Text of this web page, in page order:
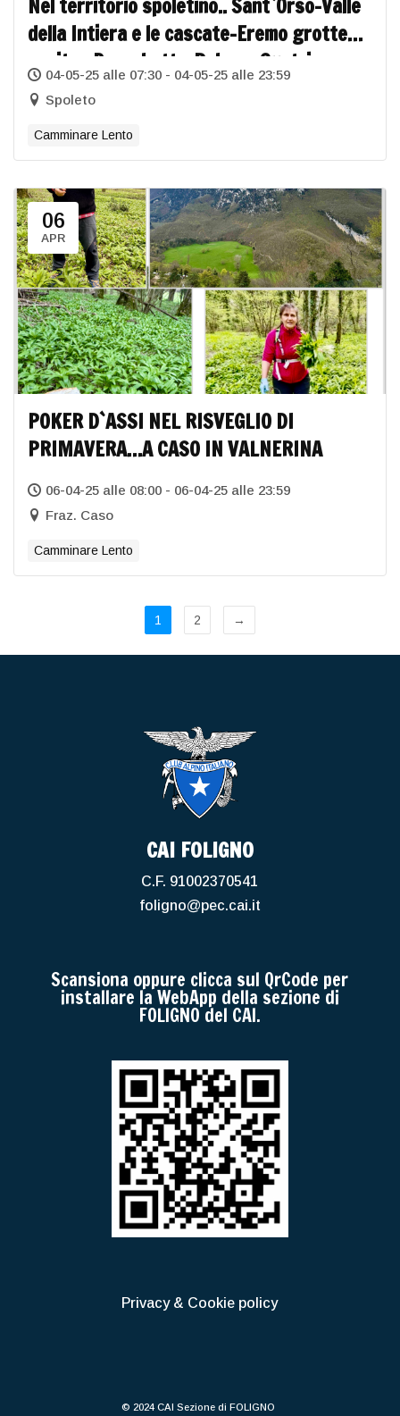
Nel territorio spoletino.. Sant`Orso-Valle
della Intiera e le cascate-Eremo grotte
capitan Branchetto-Palazzo Sustrico
(Leti Sansi)
04-05-25 alle 07:30 - 04-05-25 alle 23:59
Spoleto
Camminare Lento
06
APR
POKER D`ASSI NEL RISVEGLIO DI
PRIMAVERA…A CASO IN VALNERINA
06-04-25 alle 08:00 - 06-04-25 alle 23:59
Fraz. Caso
Camminare Lento
1 2 →
CAI FOLIGNO
C.F. 91002370541
foligno@pec.cai.it
Scansiona oppure clicca sul QrCode per
installare la WebApp della sezione di
FOLIGNO del CAI.
Privacy & Cookie policy
© 2024 CAI Sezione di FOLIGNO